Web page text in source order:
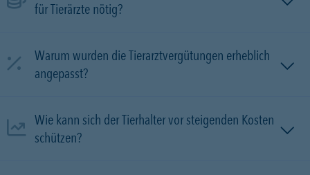
für Tierärzte nötig?
Warum wurden die Tierarztvergütungen erheblich
angepasst?
Wie kann sich der Tierhalter vor steigenden Kosten
schützen?